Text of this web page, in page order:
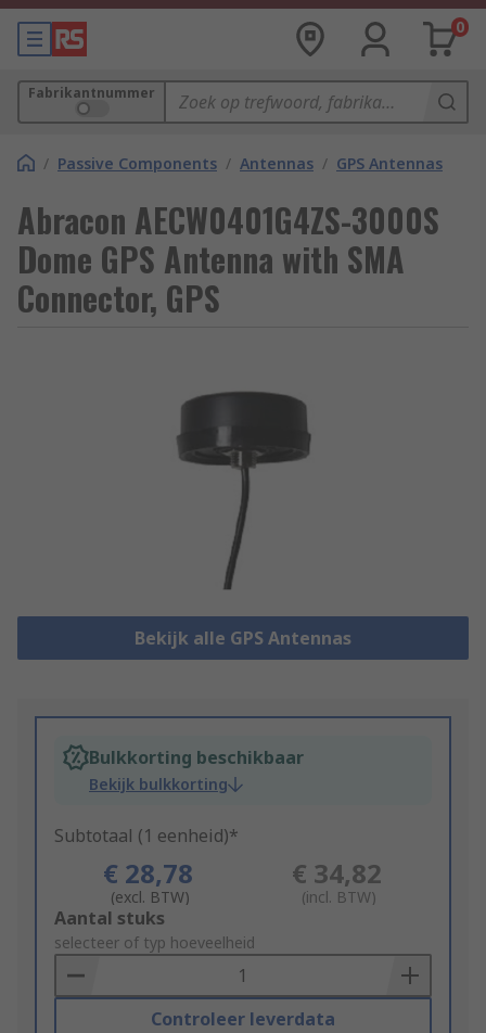
0
Fabrikantnummer
/ Passive Components / Antennas / GPS Antennas
Abracon AECW0401G4ZS-3000S
Dome GPS Antenna with SMA
Connector, GPS
Bekijk alle GPS Antennas
Bulkkorting beschikbaar
Bekijk bulkkorting
Subtotaal (1 eenheid)*
€ 28,78
(excl. BTW)
€ 34,82
(incl. BTW)
Add
to
Basket
Aantal stuks
selecteer of typ hoeveelheid
Controleer leverdata